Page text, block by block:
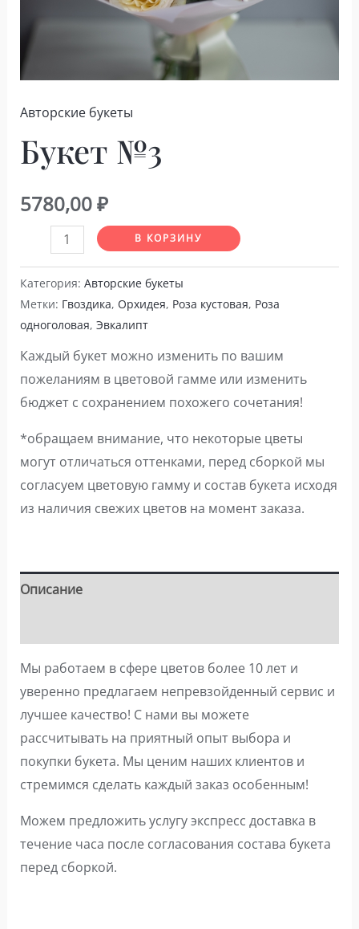
Авторские букеты
Букет №3
5780,00₽
Количество
товара
Букет
№3
В КОРЗИНУ
Категория: Авторские букеты
Метки: Гвоздика, Орхидея, Роза кустовая, Роза
одноголовая, Эвкалипт
Каждый букет можно изменить по вашим
пожеланиям в цветовой гамме или изменить
бюджет с сохранением похожего сочетания!
*обращаем внимание, что некоторые цветы
могут отличаться оттенками, перед сборкой мы
согласуем цветовую гамму и состав букета исходя
из наличия свежих цветов на момент заказа.
Описание
Мы работаем в сфере цветов более 10 лет и
уверенно предлагаем непревзойденный сервис и
лучшее качество! С нами вы можете
рассчитывать на приятный опыт выбора и
покупки букета. Мы ценим наших клиентов и
стремимся сделать каждый заказ особенным!
Можем предложить услугу экспресс доставка в
течение часа после согласования состава букета
перед сборкой.